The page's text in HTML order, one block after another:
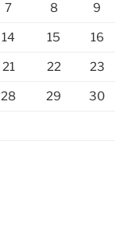
7 8 9
14 15 16
21 22 23
28 29 30